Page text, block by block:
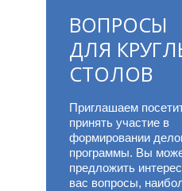
ВОПРОСЫ
ДЛЯ
СТОЛОВ
Приглашаем
принять участие в
формировании
программы. Вы
предложить
вас вопросы,